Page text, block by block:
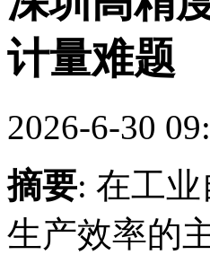
计量难题
2026-6-30
摘要: 在工
生产效率的